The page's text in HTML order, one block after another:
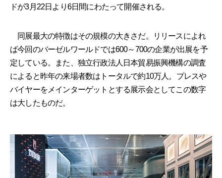
ドが3月22日より6日間にわたって開催される。
同展最大の特徴はその規模の大きさだ。リリースによれ
ば今回のバーゼルワールドでは600～700の企業が出展を予
定している。また、独立行政法人日本貿易振興機構の調査
によると昨年の来場者数はトータルで約10万人。プレスや
バイヤーをメインターゲットとする展示会としてこの数字
は大したものだ。